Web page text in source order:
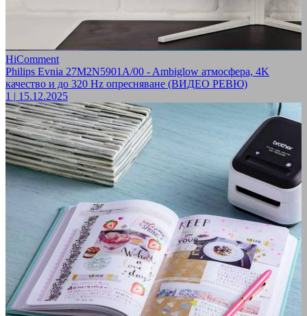
HiComment
Philips Evnia 27M2N5901A/00 - Ambiglow атмосфера, 4K
качество и до 320 Hz опресняване (ВИДЕО РЕВЮ)
1 | 15.12.2025